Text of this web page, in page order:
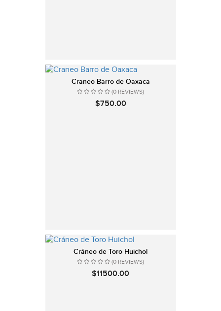
Craneo Barro de Oaxaca
(0 REVIEWS)
$750.00
Cráneo de Toro Huichol
(0 REVIEWS)
$11500.00